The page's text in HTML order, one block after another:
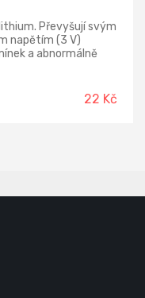
Převyšují svým
napětím (3 V)
a abnormálně
22 Kč